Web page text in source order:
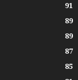
91
89
89
87
85